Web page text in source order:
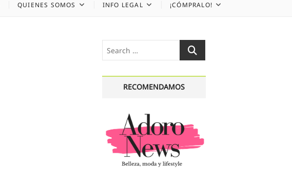
QUIENES SOMOS INFO LEGAL ¡CÓMPRALO!
Search
…
RECOMENDAMOS